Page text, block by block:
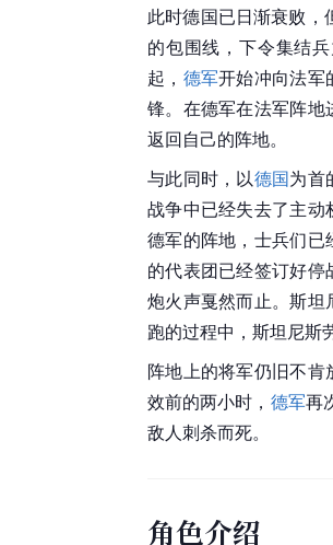
此时德国已日渐衰败，
的包围线，下令集结
起， 德军开始冲向法军
锋。在德军在法军阵地
返回自己的阵地。
与此同时，以德国为首
战争中已经失去了主动
德军的阵地，士兵们
的代表团已经签订好
炮火声戛然而止。斯坦
跑的过程中，斯坦尼斯
阵地上的将军仍旧不肯
效前的两小时， 德军再
敌人刺杀而死。
角色介绍